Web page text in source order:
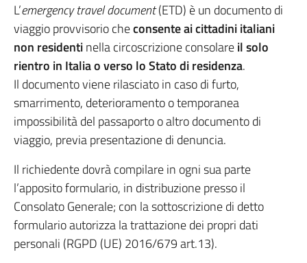
L’emergency travel document(ETD) è un documento di
viaggio provvisorio checonsente ai cittadini italiani
non residentinella circoscrizione consolareil solo
rientro in Italia o verso lo Stato di residenza.
Il documento viene rilasciato in caso di furto,
smarrimento, deterioramento o temporanea
impossibilità del passaporto o altro documento di
viaggio, previa presentazione di denuncia.
Il richiedente dovrà compilare in ogni sua parte
l’apposito formulario, in distribuzione presso il
Consolato Generale; con la sottoscrizione di detto
formulario autorizza la trattazione dei propri dati
personali (RGPD (UE) 2016/679 art.13).